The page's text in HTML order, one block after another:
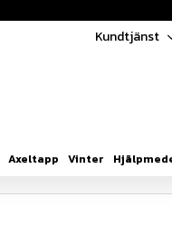
Kundtjänst
Axeltapp Vinter